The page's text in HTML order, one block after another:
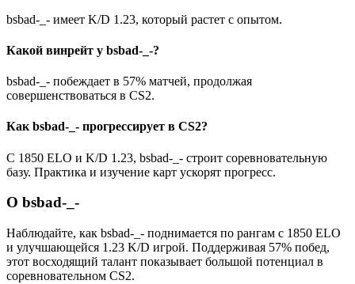
bsbad-_- имеет K/D 1.23, который растет с опытом.
Какой винрейт у bsbad-_-?
bsbad-_- побеждает в 57% матчей, продолжая
совершенствоваться в CS2.
Как bsbad-_- прогрессирует в CS2?
С 1850 ELO и K/D 1.23, bsbad-_- строит соревновательную
базу. Практика и изучение карт ускорят прогресс.
О bsbad-_-
Наблюдайте, как bsbad-_- поднимается по рангам с 1850 ELO
и улучшающейся 1.23 K/D игрой. Поддерживая 57% побед,
этот восходящий талант показывает большой потенциал в
соревновательном CS2.